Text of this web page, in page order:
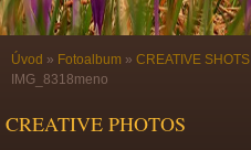
Úvod » Fotoalbum » CREATIVE SHOTS
IMG_8318meno
CREATIVE PHOTOS